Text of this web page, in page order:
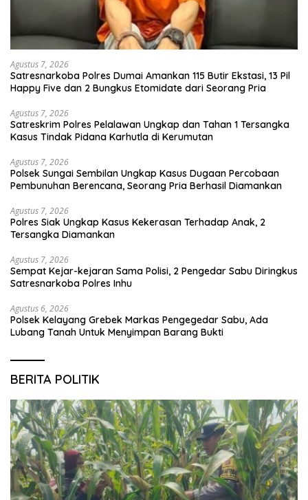
Agustus 7, 2026
Satresnarkoba Polres Dumai Amankan 115 Butir Ekstasi, 13 Pil
Happy Five dan 2 Bungkus Etomidate dari Seorang Pria
Agustus 7, 2026
Satreskrim Polres Pelalawan Ungkap dan Tahan 1 Tersangka
Kasus Tindak Pidana Karhutla di Kerumutan
Agustus 7, 2026
Polsek Sungai Sembilan Ungkap Kasus Dugaan Percobaan
Pembunuhan Berencana, Seorang Pria Berhasil Diamankan
Agustus 7, 2026
Polres Siak Ungkap Kasus Kekerasan Terhadap Anak, 2
Tersangka Diamankan
Agustus 7, 2026
Sempat Kejar-kejaran Sama Polisi, 2 Pengedar Sabu Diringkus
Satresnarkoba Polres Inhu
Agustus 6, 2026
Polsek Kelayang Grebek Markas Pengegedar Sabu, Ada
Lubang Tanah Untuk Menyimpan Barang Bukti
BERITA POLITIK